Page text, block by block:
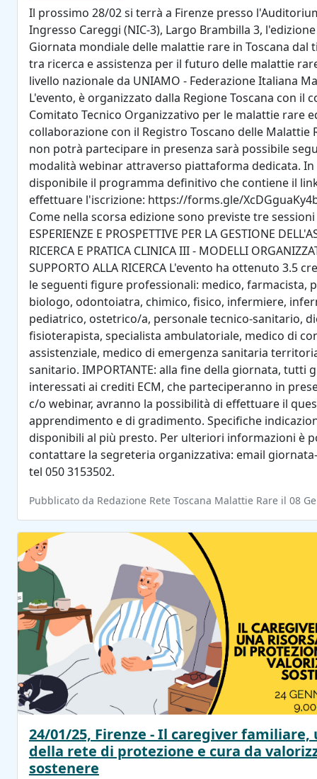
Il prossimo 28/02 si terrà a Firenze presso
Ingresso Careggi (NIC-3), Largo Brambilla 3,
Giornata mondiale delle malattie rare in Toscana dal
tra ricerca e assistenza per il futuro delle malattie
livello nazionale da UNIAMO - Federazione Italiana
L'evento, è organizzato dalla Regione Toscana con il
Comitato Tecnico Organizzativo per le malattie rare
collaborazione con il Registro Toscano delle Malattie
non potrà partecipare in presenza sarà possibile
modalità webinar attraverso piattaforma dedicata. In
disponibile il programma definitivo che contiene il
effettuare l'iscrizione: https://forms.gle/
Come nella scorsa edizione sono previste tre
ESPERIENZE E PROSPETTIVE PER LA GESTIONE
RICERCA E PRATICA CLINICA III - MODELLI
SUPPORTO ALLA RICERCA L'evento ha ottenuto 3.5
le seguenti figure professionali: medico, farmacista,
biologo, odontoiatra, chimico, fisico, infermiere,
pediatrico, ostetrico/a, personale tecnico-sanitario,
fisioterapista, specialista ambulatoriale, medico di
assistenziale, medico di emergenza sanitaria
sanitario. IMPORTANTE: alla fine della giornata, tutti
interessati ai crediti ECM, che parteciperanno in
c/o webinar, avranno la possibilità di effettuare il
apprendimento e di gradimento. Specifiche
disponibili al più presto. Per ulteriori informazioni è
contattare la segreteria organizzativa: email
tel 050 3153502.
Pubblicato da Redazione Rete Toscana Malattie Rare il 08
24/01/25, Firenze - Il caregiver familiare,
della rete di protezione e cura da
sostenere